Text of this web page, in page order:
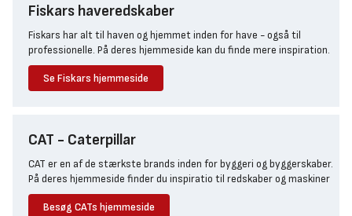
Fiskars haveredskaber
Fiskars har alt til haven og hjemmet inden for have - også til
professionelle. På deres hjemmeside kan du finde mere inspiration.
Se Fiskars hjemmeside
CAT - Caterpillar
CAT er en af de stærkste brands inden for byggeri og byggerskaber.
På deres hjemmeside finder du inspiratio til redskaber og maskiner
Besøg CATs hjemmeside